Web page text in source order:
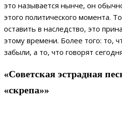
это называется нынче, он
этого политического момента.
оставить в наследство, это
этому времени. Более того: то,
забыли, а то, что говорят
«Советская эстрадная
«скрепа»»